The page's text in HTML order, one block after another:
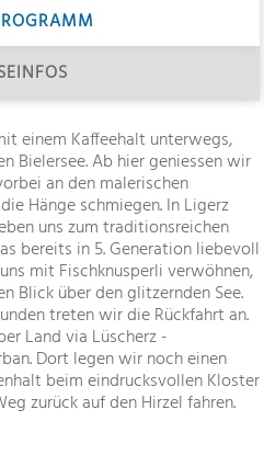
einem Kaffeehalt unterwegs,
Bielersee. Ab hier geniessen wir
an den malerischen
Hänge schmiegen. In Ligerz
uns zum traditionsreichen
bereits in 5. Generation liebevoll
mit Fischknusperli verwöhnen,
Blick über den glitzernden See.
treten wir die Rückfahrt an.
Land via Lüscherz -
Dort legen wir noch einen
beim eindrucksvollen Kloster
zurück auf den Hirzel fahren.